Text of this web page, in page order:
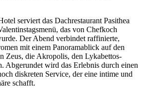
serviert das Dachrestaurant Pasithea
das von Chefkoch
Der Abend verbindet raffinierte,
mit einem Panoramablick auf den
Zeus, die Akropolis, den Lykabettos-
Abgerundet wird das Erlebnis durch einen
diskreten Service, der eine intime und
schafft.